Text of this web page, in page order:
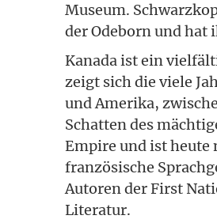
Museum.
der Odeborn und hat
Kanada ist ein
zeigt sich die viele
und Amerika,
Schatten des
Empire und ist heute
französische
Autoren der First
Literatur.